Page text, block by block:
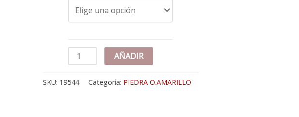
18K
SORTIJA
ORO
AMARILLO
AÑADIR
SKU: 19544 Categoría: PIEDRA O.AMARILLO